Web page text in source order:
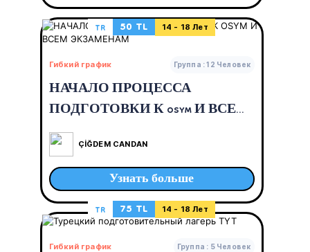
TR 50 TL 14 - 18 Лет
Гибкий график Группа : 12 Человек
НАЧАЛО ПРОЦЕССА
ПОДГОТОВКИ К OSYM И ВСЕМ
ЭКЗАМЕНАМ
ÇİĞDEM CANDAN
Узнать больше
TR
75 TL 14 - 18 Лет
Гибкий график Группа : 5 Человек